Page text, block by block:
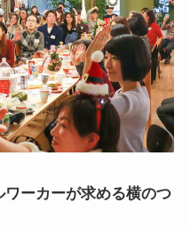
ーカーが求める横のつ